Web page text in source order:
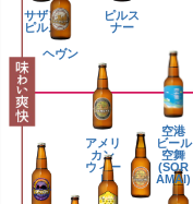
アメリ
カン
ウィー
ト
ヘヴン
ピルス
ナー
空港
ビール
空舞
(SOR
AMAI)
サザン
ピルス